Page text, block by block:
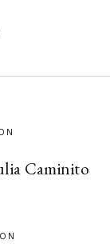
Caminito